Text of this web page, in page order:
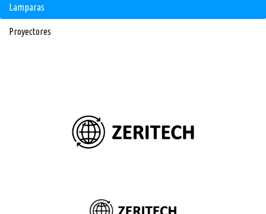
Lamparas
Proyectores